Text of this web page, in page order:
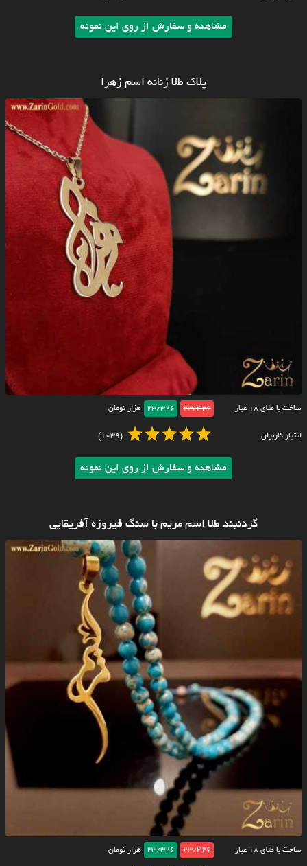
مشاهده و سفارش از روی این نمونه
پلاک طلا زنانه اسم زهرا
ساخت با طلای ۱۸ عیار 23/426
23/326 هزار تومان
امتیاز کاربران (1039)
مشاهده و سفارش از روی این نمونه
گردنبند طلا اسم مریم با سنگ فیروزه آفریقایی
ساخت با طلای ۱۸ عیار 23/426
23/326 هزار تومان